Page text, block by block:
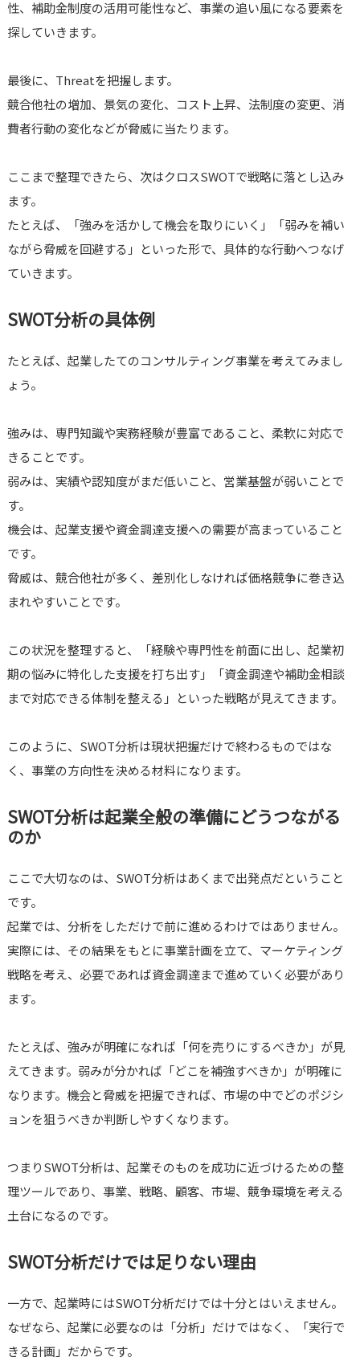
性、補助金制度の活用可能性など、事業の追い風になる要素を
探していきます。
最後に、Threatを把握します。
競合他社の増加、景気の変化、コスト上昇、法制度の変更、消
費者行動の変化などが脅威に当たります。
ここまで整理できたら、次はクロスSWOTで戦略に落とし込み
ます。
たとえば、「強みを活かして機会を取りにいく」「弱みを補い
ながら脅威を回避する」といった形で、具体的な行動へつなげ
ていきます。
SWOT分析の具体例
たとえば、起業したてのコンサルティング事業を考えてみまし
ょう。
強みは、専門知識や実務経験が豊富であること、柔軟に対応で
きることです。
弱みは、実績や認知度がまだ低いこと、営業基盤が弱いことで
す。
機会は、起業支援や資金調達支援への需要が高まっていること
です。
脅威は、競合他社が多く、差別化しなければ価格競争に巻き込
まれやすいことです。
この状況を整理すると、「経験や専門性を前面に出し、起業初
期の悩みに特化した支援を打ち出す」「資金調達や補助金相談
まで対応できる体制を整える」といった戦略が見えてきます。
このように、SWOT分析は現状把握だけで終わるものではな
く、事業の方向性を決める材料になります。
SWOT分析は起業全般の準備にどうつながる
のか
ここで大切なのは、SWOT分析はあくまで出発点だということ
です。
起業では、分析をしただけで前に進めるわけではありません。
実際には、その結果をもとに事業計画を立て、マーケティング
戦略を考え、必要であれば資金調達まで進めていく必要があり
ます。
たとえば、強みが明確になれば「何を売りにするべきか」が見
えてきます。弱みが分かれば「どこを補強すべきか」が明確に
なります。機会と脅威を把握できれば、市場の中でどのポジシ
ョンを狙うべきか判断しやすくなります。
つまりSWOT分析は、起業そのものを成功に近づけるための整
理ツールであり、事業、戦略、顧客、市場、競争環境を考える
土台になるのです。
SWOT分析だけでは足りない理由
一方で、起業時にはSWOT分析だけでは十分とはいえません。
なぜなら、起業に必要なのは「分析」だけではなく、「実行で
きる計画」だからです。